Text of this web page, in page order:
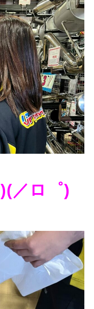
／ロ゜)